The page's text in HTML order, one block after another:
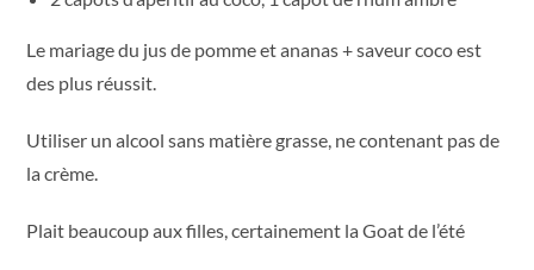
Le mariage du jus de pomme et ananas + saveur coco est
des plus réussit.
Utiliser un alcool sans matière grasse, ne contenant pas de
la crème.
Plait beaucoup aux filles, certainement la Goat de l’été